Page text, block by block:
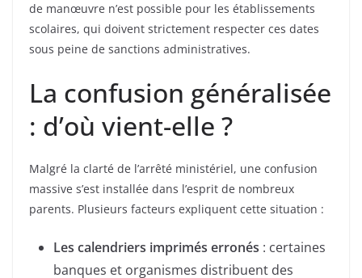
de manœuvre n’est possible pour les établissements
scolaires, qui doivent strictement respecter ces dates
sous peine de sanctions administratives.
La confusion généralisée
: d’où vient-elle ?
Malgré la clarté de l’arrêté ministériel, une confusion
massive s’est installée dans l’esprit de nombreux
parents. Plusieurs facteurs expliquent cette situation :
Les calendriers imprimés erronés : certaines
banques et organismes distribuent des